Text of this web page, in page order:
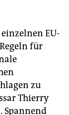
EU-
für
zu
Thierry
Spannend